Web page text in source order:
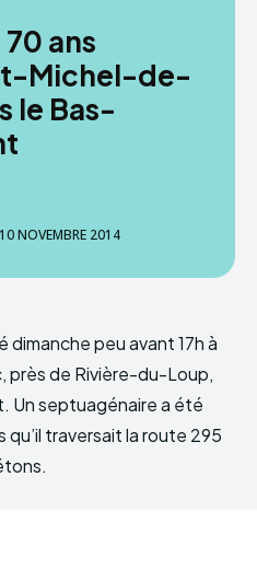
ans
Michel-de-
le Bas-
10 NOVEMBRE 2014
peu avant 17h à
de Rivière-du-Loup,
Un septuagénaire a été
traversait la route 295